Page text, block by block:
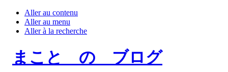
Aller au contenu
Aller au menu
Aller à la recherche
まこと の ブログ